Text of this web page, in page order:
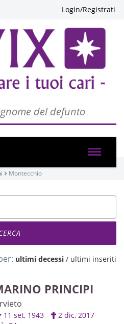
Login/Registrati
Montecchio
ultimi decessi / ultimi inseriti
PRINCIPI
11 set, 1943
2 dic, 2017